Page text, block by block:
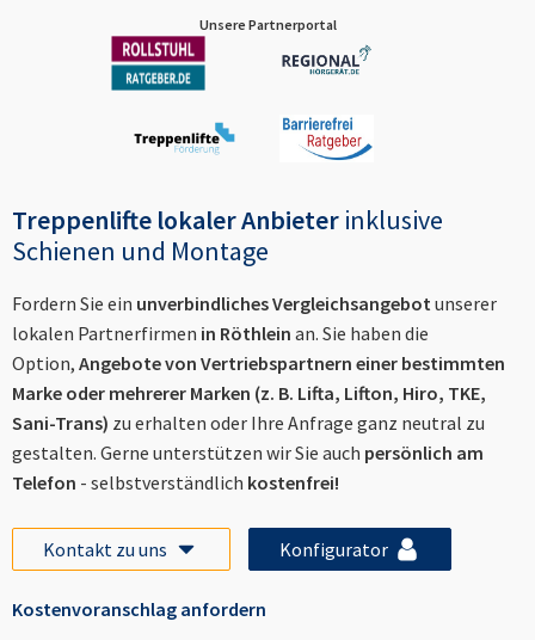
Unsere Partnerportal
Treppenlifte lokaler Anbieter inklusive
Schienen und Montage
Fordern Sie ein unverbindliches Vergleichsangebotunserer
lokalen Partnerfirmen in Röthlein an. Sie haben die
Option, Angebote von Vertriebspartnern einer bestimmten
Marke oder mehrerer Marken (z. B. Lifta, Lifton, Hiro, TKE,
Sani-Trans) zu erhalten oder Ihre Anfrage ganz neutral zu
gestalten. Gerne unterstützen wir Sie auch persönlich am
Telefon - selbstverständlich kostenfrei!
Kontakt zu uns Konfigurator
Kostenvoranschlag anfordern